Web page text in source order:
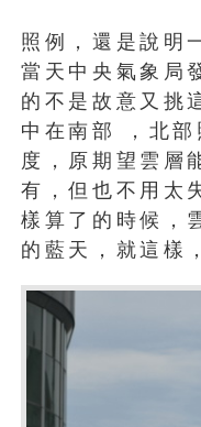
照例，還是說明
當天中央氣象局
的不是故意又挑
中在南部 ，北
度，原期望雲層
有，但也不用太
樣算了的時候，
的藍天，就這樣